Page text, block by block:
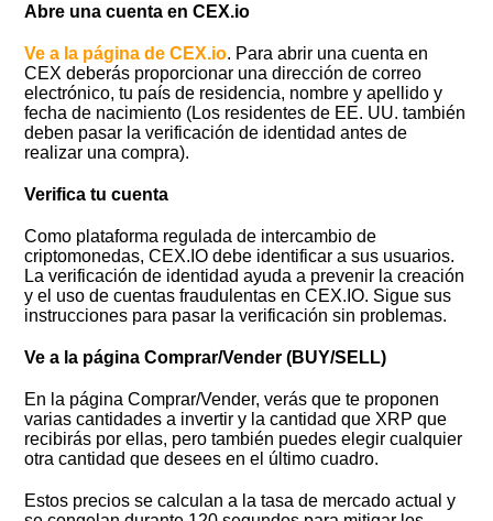
Abre una cuenta en CEX.io
Ve a la página de CEX.io. Para abrir una cuenta en
CEX deberás proporcionar una dirección de correo
electrónico, tu país de residencia, nombre y apellido y
fecha de nacimiento (Los residentes de EE. UU. también
deben pasar la verificación de identidad antes de
realizar una compra).
Verifica tu cuenta
Como plataforma regulada de intercambio de
criptomonedas, CEX.IO debe identificar a sus usuarios.
La verificación de identidad ayuda a prevenir la creación
y el uso de cuentas fraudulentas en CEX.IO. Sigue sus
instrucciones para pasar la verificación sin problemas.
Ve a la página Comprar/Vender (BUY/SELL)
En la página Comprar/Vender, verás que te proponen
varias cantidades a invertir y la cantidad que XRP que
recibirás por ellas, pero también puedes elegir cualquier
otra cantidad que desees en el último cuadro.
Estos precios se calculan a la tasa de mercado actual y